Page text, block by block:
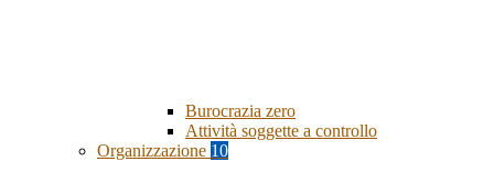
Burocrazia zero
Attività soggette a controllo
Organizzazione 10